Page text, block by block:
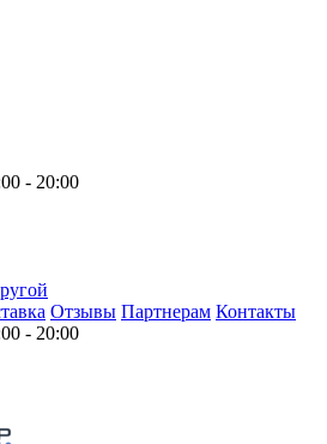
- 20:00
Отзывы Партнерам Контакты
- 20:00